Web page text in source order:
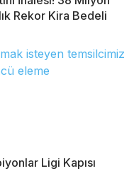
Rekor Kira Bedeli
Ligi Kapısı